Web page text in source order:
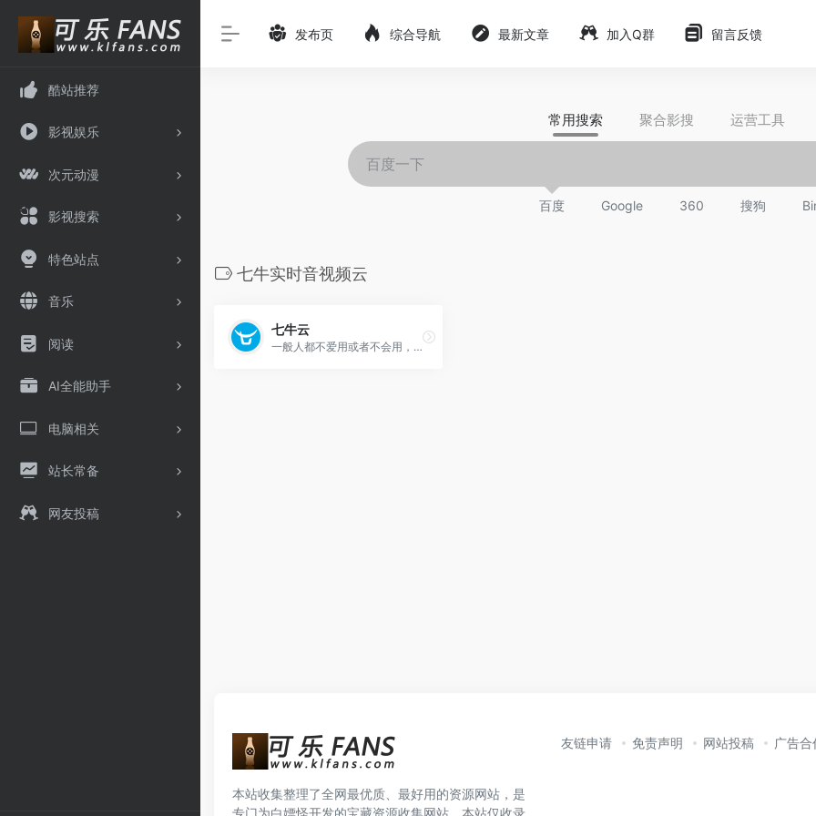
酷站推荐
影视娱乐
次元动漫
影视搜索
特色站点
音乐
阅读
AI全能助手
电脑相关
站长常备
网友投稿
发布页 综合导航 最新文章 加入Q群 留言反馈
常用搜索 聚合影搜 运营工具
百度 Google 360 搜狗
七牛实时音视频云
七牛云
一般人都不爱用或者不会用，还费钱
本站收集整理了全网最优质、最好用的资源网站，是
专门为白嫖怪开发的宝藏资源收集网站。本站仅收录
友链申请 免责声明 网站投稿 广告合